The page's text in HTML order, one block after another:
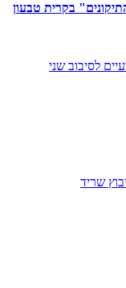
בקרית טבעון
לסיבוב שני
שריד